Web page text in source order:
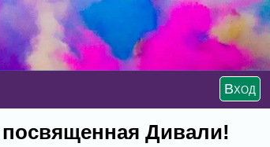
Вход
Дивали!